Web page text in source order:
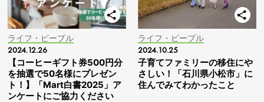
ライフ・ピープル
2024.12.26
【コーヒーギフト券500円分
を抽選で50名様にプレゼン
ト！】「Mart白書2025」ア
ンケートにご協力ください
ライフ・ピープル
2024.10.25
子育てファミリーの移住にや
さしい！「石川県小松市」に
住んでみてわかったこと